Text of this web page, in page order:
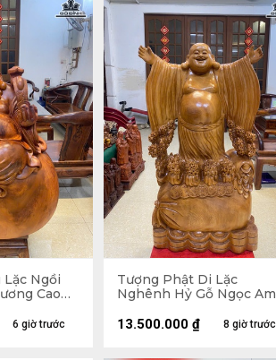
Ngồi
Cao
6 giờ trước
Tượng Phật Di Lặc
Nghênh Hỷ Gỗ Ngọc Am
(cm)
8 giờ trước
13.500.000 ₫